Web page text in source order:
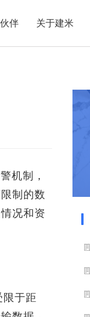
伴 关于建米
机制，
制的数
况和资
于距